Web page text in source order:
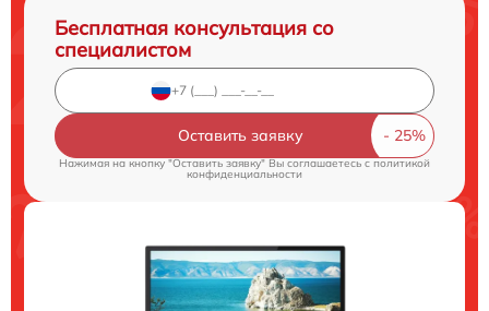
Бесплатная консультация со
специалистом
Оставить заявку
Нажимая на кнопку "Оставить заявку" Вы соглашаетесь cполитикой
конфиденциальности